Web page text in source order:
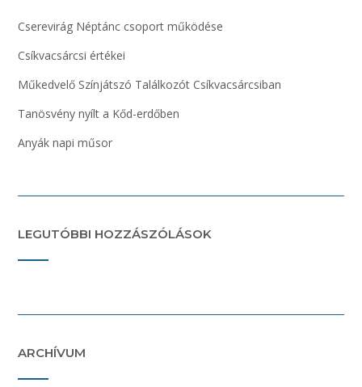
Cserevirág Néptánc csoport működése
Csíkvacsárcsi értékei
Műkedvelő Színjátszó Találkozót Csíkvacsárcsiban
Tanösvény nyílt a Kőd-erdőben
Anyák napi műsor
LEGUTÓBBI HOZZÁSZÓLÁSOK
ARCHÍVUM